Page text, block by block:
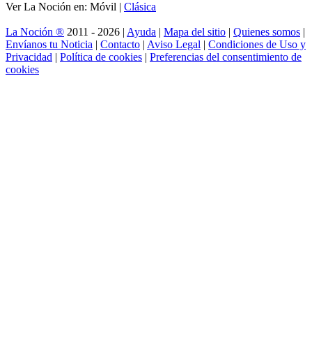
Ver La Noción en: Móvil | Clásica
La Noción ® 2011 - 2026 | Ayuda | Mapa del sitio | Quienes somos |
Envíanos tu Noticia | Contacto | Aviso Legal | Condiciones de Uso y
Privacidad | Política de cookies | Preferencias del consentimiento de
cookies